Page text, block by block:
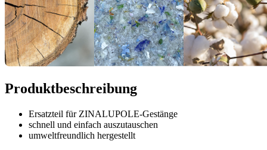
Produktbeschreibung
Ersatzteil für ZINALUPOLE-Gestänge
schnell und einfach auszutauschen
umweltfreundlich hergestellt